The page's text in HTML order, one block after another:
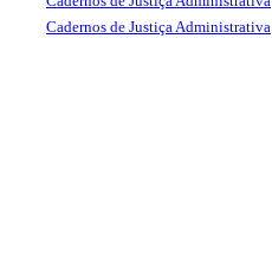
Cadernos de Justiça Administrativa